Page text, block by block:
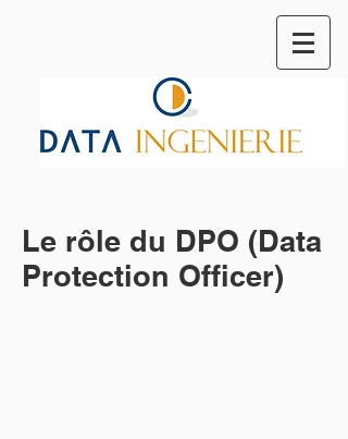
Le rôle du DPO (Data
Protection Officer)